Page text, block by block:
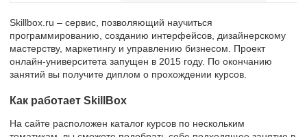
Skillbox.ru – сервис, позволяющий научиться
программированию, созданию интерфейсов, дизайнерскому
мастерству, маркетингу и управлению бизнесом. Проект
онлайн-университета запущен в 2015 году. По окончанию
занятий вы получите диплом о прохождении курсов.
Как работает SkillBox
На сайте расположен каталог курсов по нескольким